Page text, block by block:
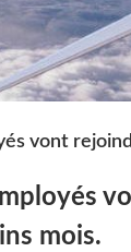
vont
mois.